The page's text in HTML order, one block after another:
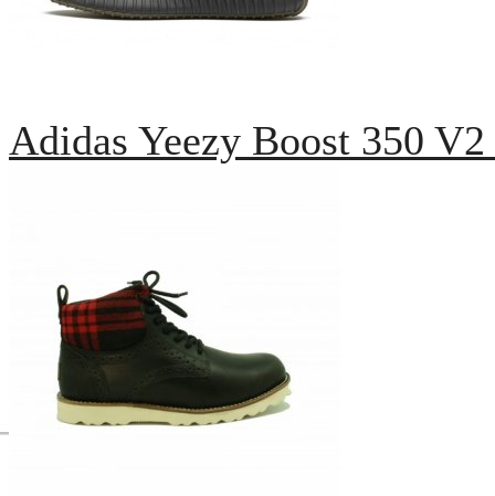
Adidas Yeezy Boost 350